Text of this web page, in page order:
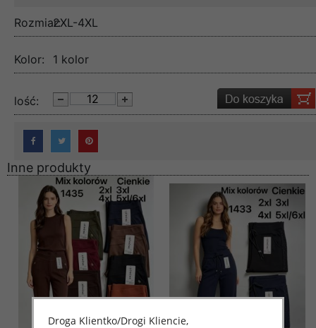
Rozmiar:2XL-4XL
Kolor: 1 kolor
lość:
Inne produkty
Droga Klientko/Drogi Kliencie,